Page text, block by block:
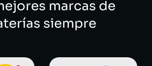
marcas de
siempre